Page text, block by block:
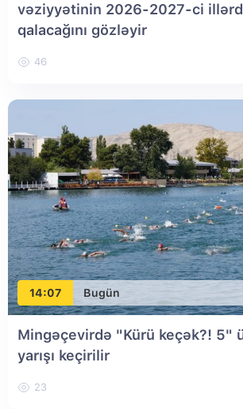
vəziyyətinin 2026-2027-ci
qalacağını gözləyir
46
14:07 Bugün
Mingəçevirdə "Kürü keçək?! 5"
yarışı keçirilir
23